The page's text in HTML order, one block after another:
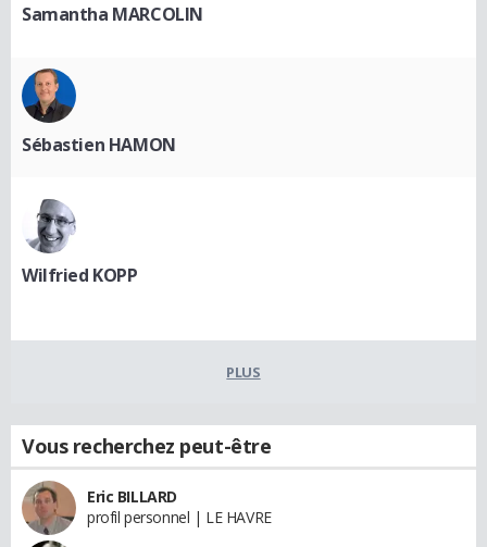
Samantha MARCOLIN
Sébastien HAMON
Wilfried KOPP
PLUS
Vous recherchez peut-être
Eric BILLARD
profil personnel | LE HAVRE